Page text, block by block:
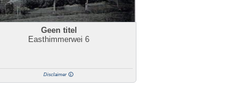
Geen titel
Easthimmerwei 6
Disclaimer